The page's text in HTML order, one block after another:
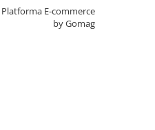
Platforma E-commerce
by Gomag